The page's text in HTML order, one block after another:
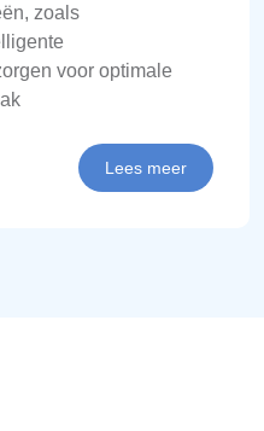
zoals
voor optimale
Lees meer